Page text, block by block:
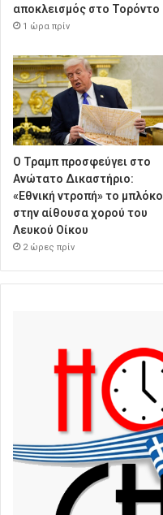
αποκλεισμός στο Τορόντο
1 ώρα πρίν
Ο Τραμπ προσφεύγει στο
Ανώτατο Δικαστήριο:
«Εθνική ντροπή» το μπλόκο
στην αίθουσα χορού του
Λευκού Οίκου
2 ώρες πρίν